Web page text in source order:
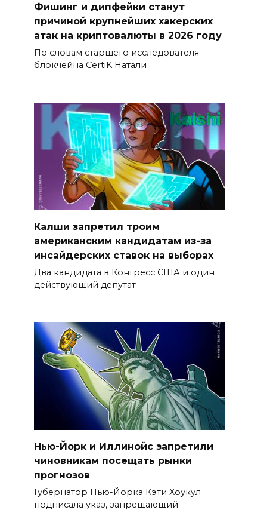
Фишинг и дипфейки станут
причиной крупнейших хакерских
атак на криптовалюты в 2026 году
По словам старшего исследователя
блокчейна CertiK Натали
Калши запретил троим
американским кандидатам из-за
инсайдерских ставок на выборах
Два кандидата в Конгресс США и один
действующий депутат
Нью-Йорк и Иллинойс запретили
чиновникам посещать рынки
прогнозов
Губернатор Нью-Йорка Кэти Хоукул
подписала указ, запрещающий